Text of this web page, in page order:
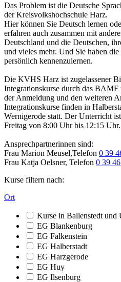
Das Problem ist die Deutsche
der Kreisvolkshochschule Harz.
Hier können Sie Deutsch lernen
erfahren auch zusammen mit
Deutschland und die Deutschen,
und vieles mehr. Und Sie haben
persönlich kennenzulernen.
Die KVHS Harz ist zugelassener
Integrationskurse durch das
der Anmeldung und den weiteren
Integrationskurse finden in
Wernigerode statt. Der Unterricht
Freitag von 8:00 Uhr bis 12:15 Uhr.
Ansprechpartnerinnen sind:
Frau Marion Meusel,Telefon 0 39
Frau Katja Oelsner, Telefon 0 39
Kurse filtern nach:
Ort
Kurse in Ballenstedt und
EG Blankenburg
EG Falkenstein
EG Halberstadt
EG Harzgerode
EG Huy
EG Ilsenburg